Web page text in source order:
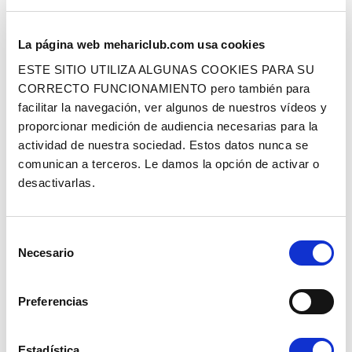
La página web mehariclub.com usa cookies
ESTE SITIO UTILIZA ALGUNAS COOKIES PARA SU
CORRECTO FUNCIONAMIENTO pero también para
facilitar la navegación, ver algunos de nuestros vídeos y
proporcionar medición de audiencia necesarias para la
actividad de nuestra sociedad. Estos datos nunca se
comunican a terceros. Le damos la opción de activar o
desactivarlas.
Necesario
Preferencias
AGUJA
Ref. : 1013829 EN STOCK
Precio al público 1.00 € con IVA
AÑADIR A LA CESTA
BOLA DE BLOQUEO DEL EJE DE LA
HORQUILLA ORIGEN
Ref. : 1013924 EN STOCK
Precio al público
AÑADIR A LA CESTA
RODAJA DE CALADO PLANETARIA